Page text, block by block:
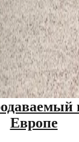
Европе